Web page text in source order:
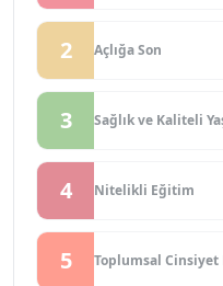
2 Açlığa Son
3 Sağlık ve Kaliteli
4 Nitelikli Eğitim
5 Toplumsal